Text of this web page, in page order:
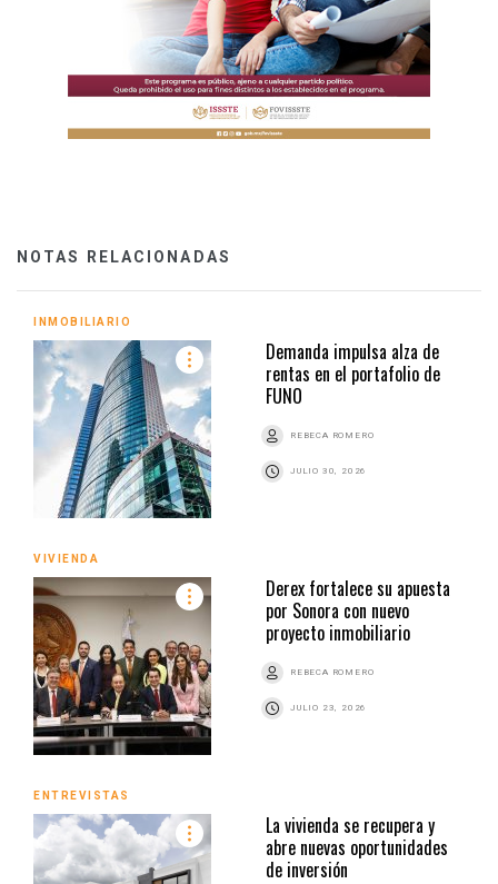
NOTAS RELACIONADAS
INMOBILIARIO
Demanda impulsa alza de
rentas en el portafolio de
FUNO
REBECA ROMERO
JULIO 30, 2026
VIVIENDA
Derex fortalece su apuesta
por Sonora con nuevo
proyecto inmobiliario
REBECA ROMERO
JULIO 23, 2026
ENTREVISTAS
La vivienda se recupera y
abre nuevas oportunidades
de inversión